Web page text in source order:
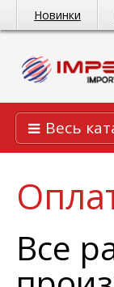
Новинки
Весь
Все